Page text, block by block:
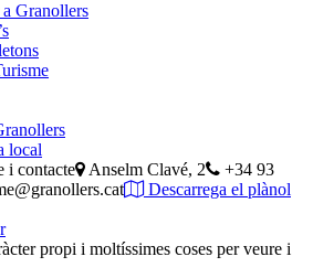
Granollers
local
i contacte
Anselm Clavé, 2
+34 93
Descarrega el plànol
propi i moltíssimes coses per veure i